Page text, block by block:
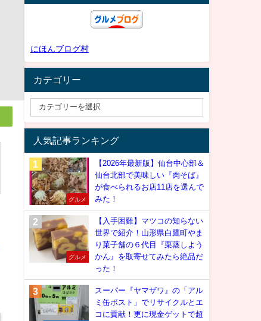
にほんブログ村
カテゴリー
人気記事ランキング
グルメ
【2026年最新版】仙台中心部＆
仙台北部で美味しい『肉そば』
が食べられるお店11店を選んで
みた！
グルメ
【入手困難】マツコの知らない
世界で紹介！山形県白鷹町やま
り菓子舗の６代目『栗蒸しよう
かん』を取寄せてみたら絶品だ
った！
スーパー『ヤマザワ』の「アル
ミ缶ポスト」でリサイクルとエ
コに貢献！更に現金ゲットで超